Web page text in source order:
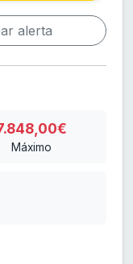
alerta
Máximo